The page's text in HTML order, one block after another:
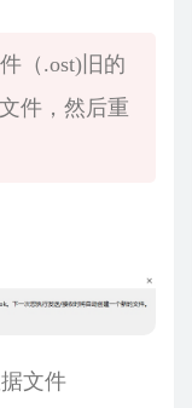
（.ost)旧的
件，然后重
文件